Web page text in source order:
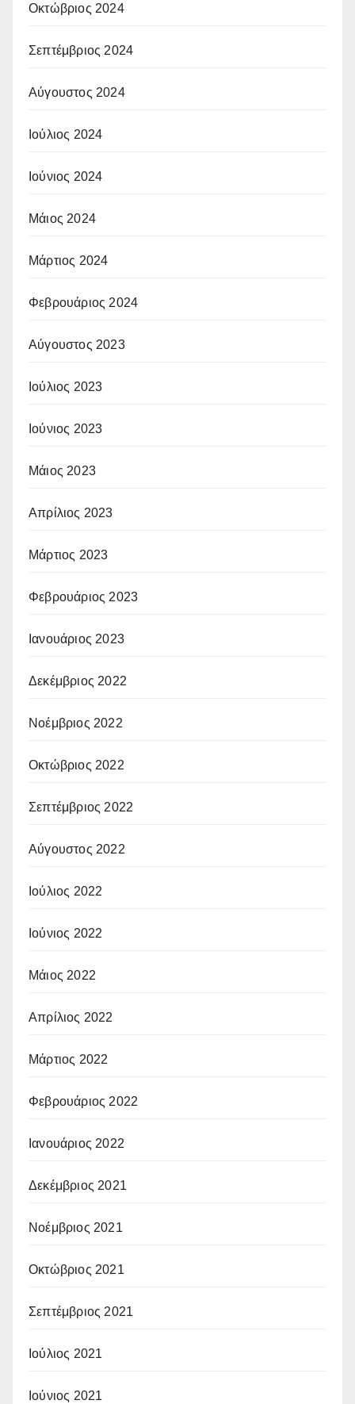
Οκτώβριος 2024
Σεπτέμβριος 2024
Αύγουστος 2024
Ιούλιος 2024
Ιούνιος 2024
Μάιος 2024
Μάρτιος 2024
Φεβρουάριος 2024
Αύγουστος 2023
Ιούλιος 2023
Ιούνιος 2023
Μάιος 2023
Απρίλιος 2023
Μάρτιος 2023
Φεβρουάριος 2023
Ιανουάριος 2023
Δεκέμβριος 2022
Νοέμβριος 2022
Οκτώβριος 2022
Σεπτέμβριος 2022
Αύγουστος 2022
Ιούλιος 2022
Ιούνιος 2022
Μάιος 2022
Απρίλιος 2022
Μάρτιος 2022
Φεβρουάριος 2022
Ιανουάριος 2022
Δεκέμβριος 2021
Νοέμβριος 2021
Οκτώβριος 2021
Σεπτέμβριος 2021
Ιούλιος 2021
Ιούνιος 2021